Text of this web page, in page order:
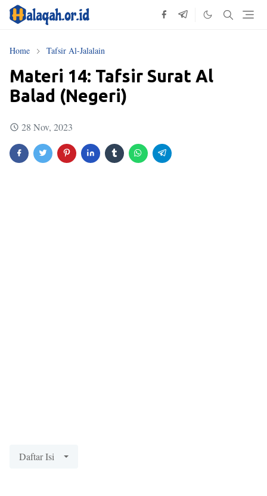
Home Tafsir Al-Jalalain
Materi 14: Tafsir Surat Al
Balad (Negeri)
28 Nov, 2023
Daftar Isi